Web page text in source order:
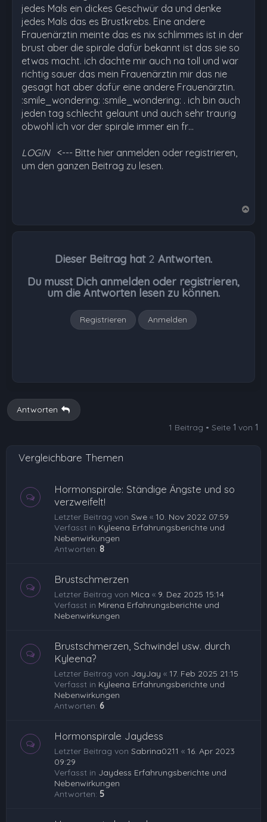
jedes Mals ein dickes Geschwür da und denke
jedes Mals das es Brustkrebs. Eine andere
Frauenärztin meinte das es nix schlimmes ist in der
brust aber die spirale dafür bekannt ist das sie so
etwas macht. ich dachte mir auch na toll und war
richtig sauer das mein Frauenärztin mir das nie
gesagt hat aber dafür eine andere Frauenärztin.
:smile_wondering: :smile_wondering: . ich bin auch
jeden tag schlecht gelaunt und auch sehr traurig
obwohl ich vor der spirale immer ein fr…
LOGIN <--- Bitte hier anmelden oder registrieren,
um den ganzen Beitrag zu lesen.
Dieser Beitrag hat 2 Antworten.
Du musst Dich anmelden oder registrieren,
um die Antworten lesen zu können.
Registrieren Anmelden
Antworten
1 Beitrag • Seite 1 von 1
Vergleichbare Themen
Hormonspirale: Ständige Ängste und so
verzweifelt!
Letzter Beitrag von Swe « 10. Nov 2022 07:59
Verfasst in Kyleena Erfahrungsberichte und
Nebenwirkungen
Antworten: 8
Brustschmerzen
Letzter Beitrag von Mica « 9. Dez 2025 15:14
Verfasst in Mirena Erfahrungsberichte und
Nebenwirkungen
Brustschmerzen, Schwindel usw. durch
Kyleena?
Letzter Beitrag von JayJay « 17. Feb 2025 21:15
Verfasst in Kyleena Erfahrungsberichte und
Nebenwirkungen
Antworten: 6
Hormonspirale Jaydess
Letzter Beitrag von Sabrina0211 « 16. Apr 2023
09:29
Verfasst in Jaydess Erfahrungsberichte und
Nebenwirkungen
Antworten: 5